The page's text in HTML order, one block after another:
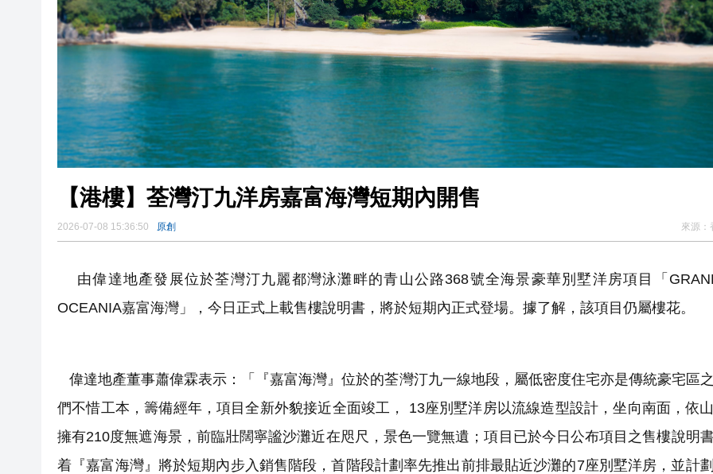
【港樓】荃灣汀九洋房嘉富海灣短期內開售
2026-07-08 15:36:50 原創 來源：
由偉達地產發展位於荃灣汀九麗都灣泳灘畔的青山公路368號全海景豪華別墅洋房項目「
OCEANIA嘉富海灣」，今日正式上載售樓說明書，將於短期內正式登場。據了解，該項目仍屬樓花。
偉達地產董事蕭偉霖表示：「『嘉富海灣』位於的荃灣汀九一線地段，屬低密度住宅亦是傳統豪宅區
們不惜工本，籌備經年，項目全新外貌接近全面竣工， 13座別墅洋房以流線造型設計，坐向南面，依
擁有210度無遮海景，前臨壯闊寧謐沙灘近在咫尺，景色一覽無遺；項目已於今日公布項目之售樓說明
着『嘉富海灣』將於短期內步入銷售階段，首階段計劃率先推出前排最貼近沙灘的7座別墅洋房，並計